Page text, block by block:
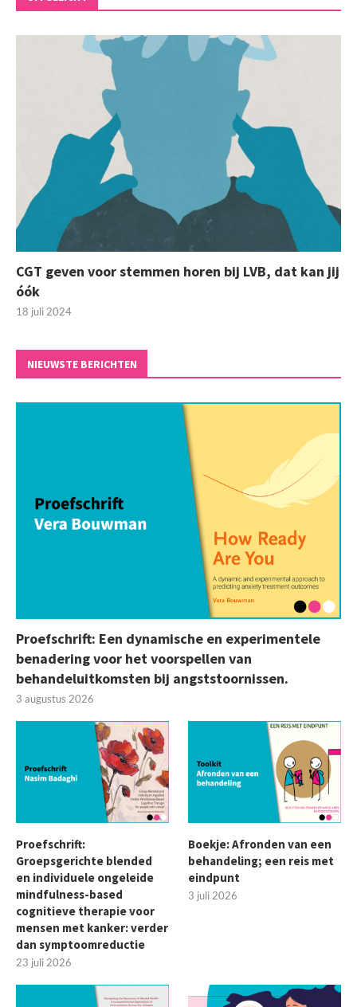
CGT geven voor stemmen horen bij LVB, dat kan jij
óók
18 juli 2024
NIEUWSTE BERICHTEN
Proefschrift: Een dynamische en experimentele
benadering voor het voorspellen van
behandeluitkomsten bij angststoornissen.
3 augustus 2026
Proefschrift:
Groepsgerichte blended
en individuele ongeleide
mindfulness-based
cognitieve therapie voor
mensen met kanker: verder
dan symptoomreductie
23 juli 2026
Boekje: Afronden van een
behandeling; een reis met
eindpunt
3 juli 2026